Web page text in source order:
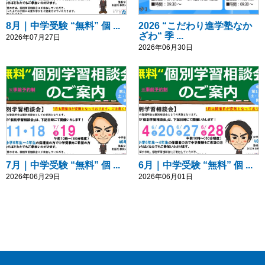
8月｜中学受験 “無料” 個 ...
2026年07月27日
2026 “こだわり進学塾なか
ざわ“ 季 ...
2026年06月30日
7月｜中学受験 “無料” 個 ...
2026年06月29日
6月｜中学受験 “無料” 個 ...
2026年06月01日